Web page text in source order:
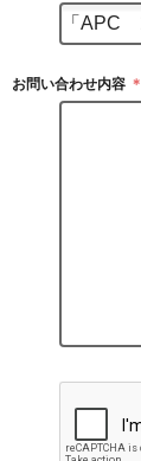
お問い合わせ内容 ＊